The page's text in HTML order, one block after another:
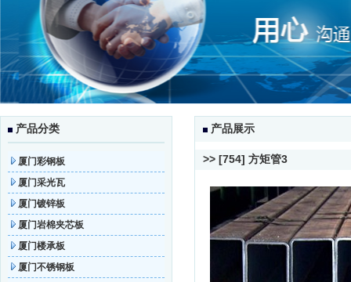
产品分类
厦门彩钢板
厦门采光瓦
厦门镀锌板
厦门岩棉夹芯板
厦门楼承板
厦门不锈钢板
产品展示
>> [754] 方矩管3